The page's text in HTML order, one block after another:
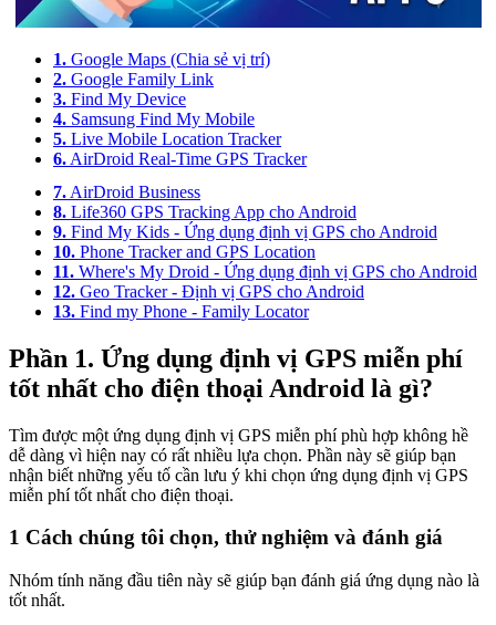
1. Google Maps (Chia sẻ vị trí)
2. Google Family Link
3. Find My Device
4. Samsung Find My Mobile
5. Live Mobile Location Tracker
6. AirDroid Real-Time GPS Tracker
7. AirDroid Business
8. Life360 GPS Tracking App cho Android
9. Find My Kids - Ứng dụng định vị GPS cho Android
10. Phone Tracker and GPS Location
11. Where's My Droid - Ứng dụng định vị GPS cho Android
12. Geo Tracker - Định vị GPS cho Android
13. Find my Phone - Family Locator
Phần 1. Ứng dụng định vị GPS miễn phí
tốt nhất cho điện thoại Android là gì?
Tìm được một ứng dụng định vị GPS miễn phí phù hợp không hề
dễ dàng vì hiện nay có rất nhiều lựa chọn. Phần này sẽ giúp bạn
nhận biết những yếu tố cần lưu ý khi chọn ứng dụng định vị GPS
miễn phí tốt nhất cho điện thoại.
1 Cách chúng tôi chọn, thử nghiệm và đánh giá
Nhóm tính năng đầu tiên này sẽ giúp bạn đánh giá ứng dụng nào là
tốt nhất.